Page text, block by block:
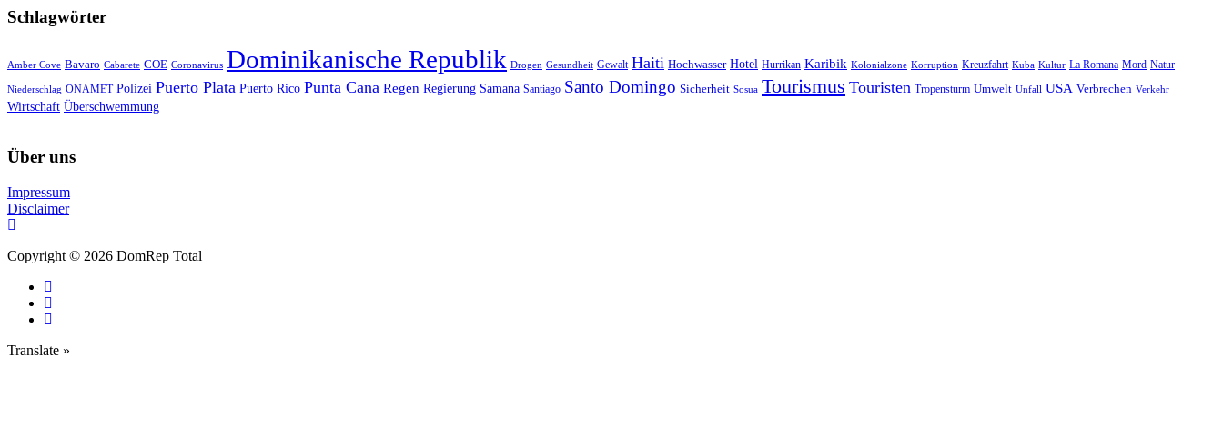
Schlagwörter
Amber Cove Bavaro Cabarete COE Coronavirus Dominikanische Republik Drogen Gesundheit Gewalt Haiti Hochwasser Hotel Hurrikan Karibik Kolonialzone Korruption Kreuzfahrt Kuba Kultur La Romana Mord Natur
Niederschlag ONAMET Polizei Puerto Plata Puerto Rico Punta Cana Regen Regierung Samana Santiago Santo Domingo Sicherheit Sosua Tourismus Touristen Tropensturm Umwelt Unfall USA Verbrechen Verkehr
Wirtschaft Überschwemmung
Über uns
Impressum
Disclaimer
Copyright © 2026 DomRep Total
Translate »